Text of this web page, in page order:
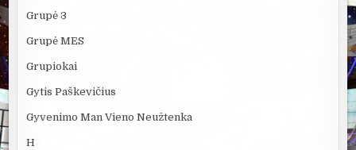
Grupė 3
Grupė MES
Grupiokai
Gytis Paškevičius
Gyvenimo Man Vieno Neužtenka
H